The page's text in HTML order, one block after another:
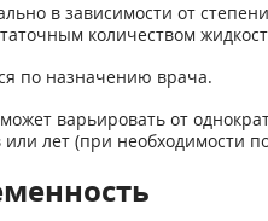
в зависимости от
количеством
по назначению врача.
варьировать от
или лет (при необходимости